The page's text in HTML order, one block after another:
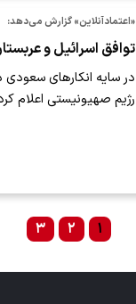
«اعتمادآنلاین» گزارش می‌دهد:
توافق اسرائیل و
در سایه انکارهای سعودی
رژیم صهیونیستی اعلام
۱ ۲ ۳